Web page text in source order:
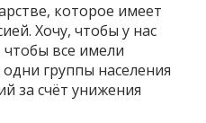
которое имеет
Хочу, чтобы у нас
чтобы все имели
группы населения
за счёт унижения